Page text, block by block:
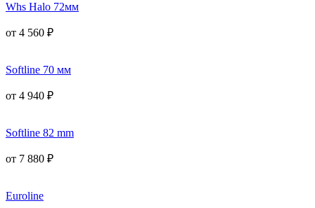
Whs Halo 72мм
от 4 560 ₽
Softline 70 мм
от 4 940 ₽
Softline 82 mm
от 7 880 ₽
Euroline